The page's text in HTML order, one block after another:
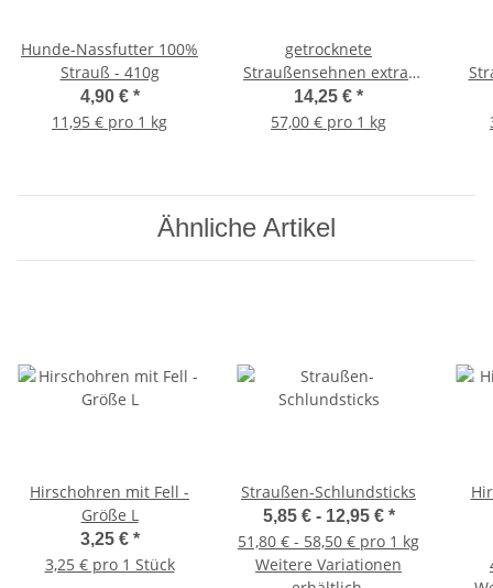
Hunde-Nassfutter 100%
Strauß - 410g
4,90 € *
11,95 € pro 1 kg
getrocknete
Straußensehnen extra-
klein - 250g
14,25 € *
57,00 € pro 1 kg
Ähnliche Artikel
Hirschohren mit Fell -
Größe L
3,25 € *
3,25 € pro 1 Stück
Straußen-Schlundsticks
5,85 € - 12,95 € *
51,80 € - 58,50 € pro 1 kg
Weitere Variationen